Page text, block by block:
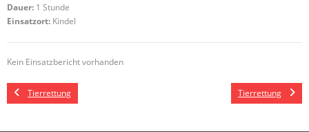
Dauer: 1 Stunde
Einsatzort: Kindel
Kein Einsatzbericht vorhanden
Tierrettung Tierrettung